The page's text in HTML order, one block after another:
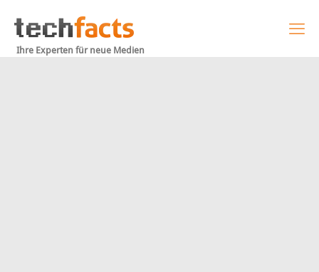
Ihre Experten für neue Medien